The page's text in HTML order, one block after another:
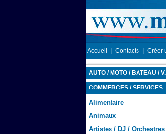
Accueil Contacts Créer
AUTO / MOTO / BATEAU /
COMMERCES / SERVICES
Alimentaire
Animaux
Artistes / DJ / Orchestres